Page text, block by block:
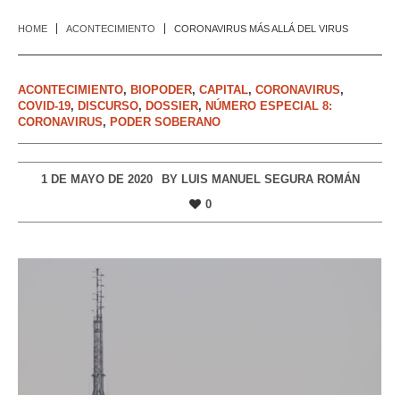
HOME ACONTECIMIENTO CORONAVIRUS MÁS ALLÁ DEL VIRUS
ACONTECIMIENTO, BIOPODER, CAPITAL, CORONAVIRUS,
COVID-19, DISCURSO, DOSSIER, NÚMERO ESPECIAL 8:
CORONAVIRUS, PODER SOBERANO
1 DE MAYO DE 2020 BY LUIS MANUEL SEGURA ROMÁN
0